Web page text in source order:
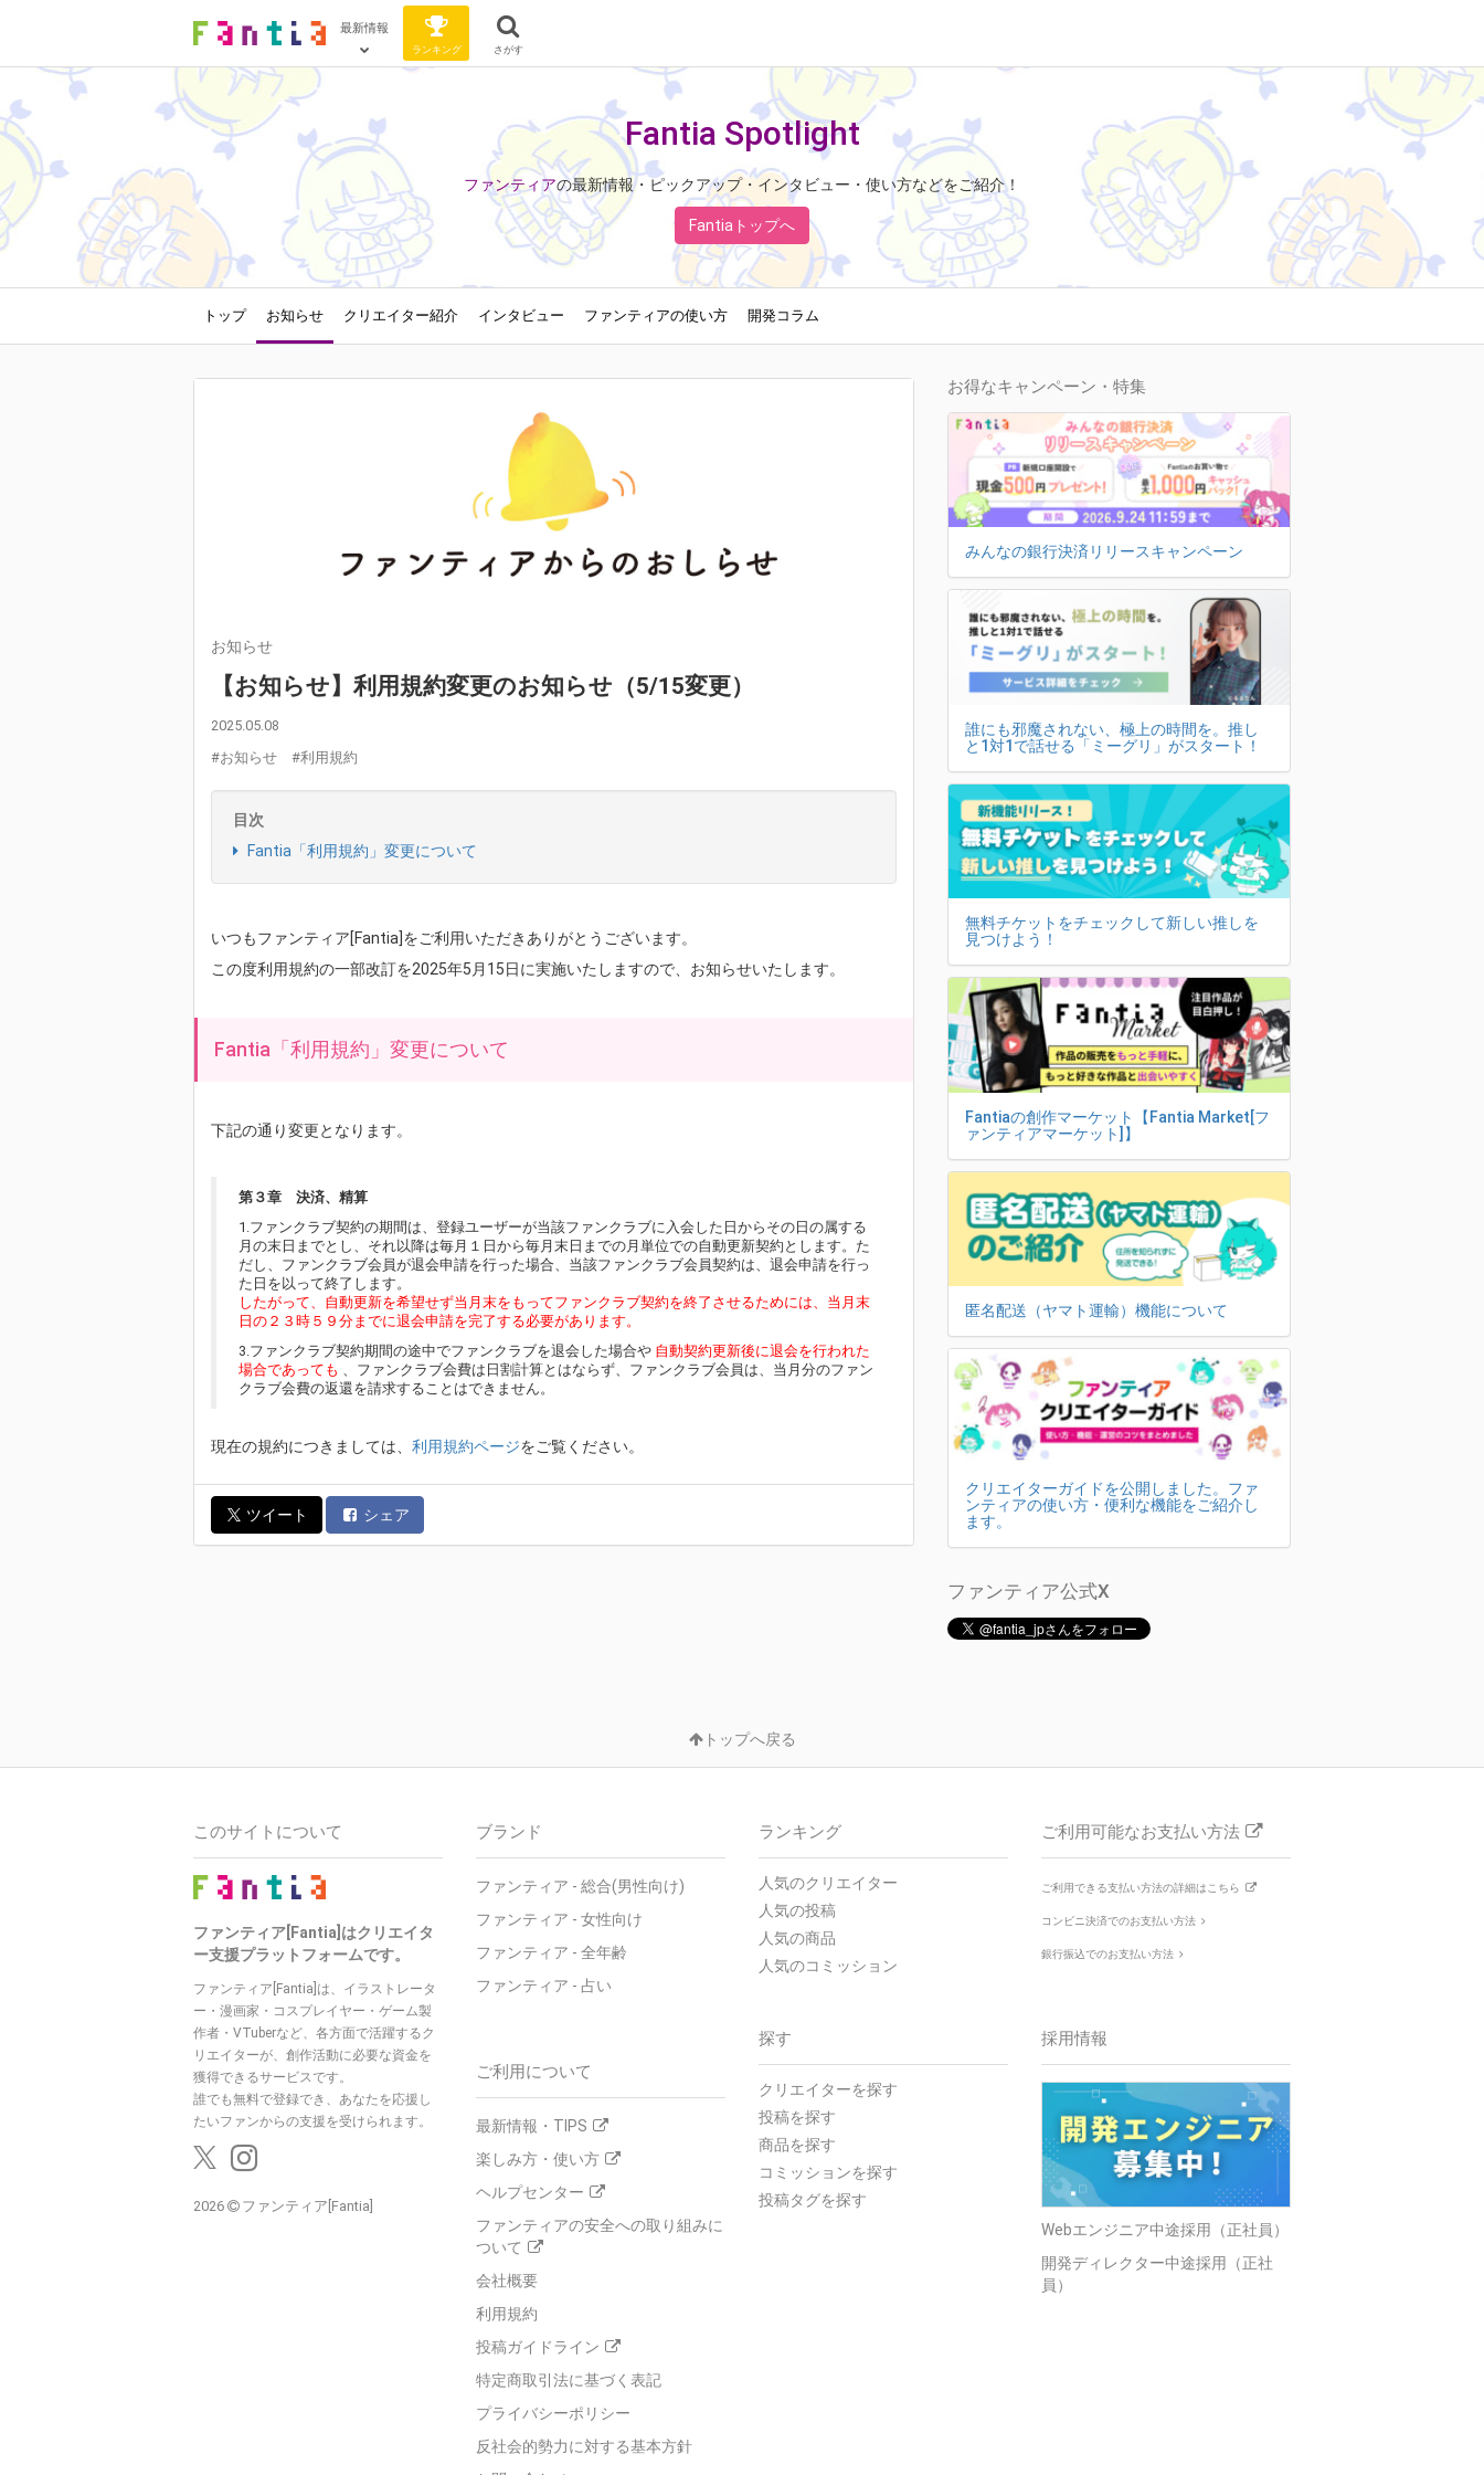
最新情報
ランキング さがす
Fantia Spotlight
ファンティアの最新情報・ピックアップ・インタビュー・使い方などをご紹介！
Fantiaトップへ
トップ お知らせ クリエイター紹介 インタビュー ファンティアの使い方 開発コラム
お知らせ
【お知らせ】利用規約変更のお知らせ（5/15変更）
2025.05.08
#お知らせ
#利用規約
目次
Fantia「利用規約」変更について
いつもファンティア[Fantia]をご利用いただきありがとうございます。
この度利用規約の一部改訂を2025年5月15日に実施いたしますので、お知らせいたします。
Fantia「利用規約」変更について
下記の通り変更となります。
第３章 決済、精算
1.ファンクラブ契約の期間は、登録ユーザーが当該ファンクラブに入会した日からその日の属する
月の末日までとし、それ以降は毎月１日から毎月末日までの月単位での自動更新契約とします。た
だし、ファンクラブ会員が退会申請を行った場合、当該ファンクラブ会員契約は、退会申請を行っ
た日を以って終了します。
したがって、自動更新を希望せず当月末をもってファンクラブ契約を終了させるためには、当月末
日の２３時５９分までに退会申請を完了する必要があります。
3.ファンクラブ契約期間の途中でファンクラブを退会した場合や 自動契約更新後に退会を行われた
場合であっても
、ファンクラブ会費は日割計算とはならず、ファンクラブ会員は、当月分のファン
クラブ会費の返還を請求することはできません。
現在の規約につきましては、 利用規約ページをご覧ください。
ツイート シェア
お得なキャンペーン・特集
みんなの銀行決済リリースキャンペーン
誰にも邪魔されない、極上の時間を。推し
と1対1で話せる「ミーグリ」がスタート！
無料チケットをチェックして新しい推しを
見つけよう！
Fantiaの創作マーケット【Fantia Market[フ
ァンティアマーケット]】
匿名配送（ヤマト運輸）機能について
クリエイターガイドを公開しました。ファ
ンティアの使い方・便利な機能をご紹介し
ます。
ファンティア公式X
トップへ戻る
ブランド
ファンティア - 総合(男性向け)
ファンティア - 女性向け
ファンティア - 全年齢
ファンティア - 占い
ご利用について
最新情報・TIPS
楽しみ方・使い方
ヘルプセンター
ファンティアの安全への取り組みに
ついて
会社概要
利用規約
投稿ガイドライン
特定商取引法に基づく表記
プライバシーポリシー
反社会的勢力に対する基本方針
ランキング
人気のクリエイター
人気の投稿
人気の商品
人気のコミッション
探す
クリエイターを探す
投稿を探す
商品を探す
コミッションを探す
投稿タグを探す
ご利用可能なお支払い方法
ご利用できる支払い方法の詳細はこちら
コンビニ決済でのお支払い方法
銀行振込でのお支払い方法
採用情報
Webエンジニア中途採用（正社員）
開発ディレクター中途採用（正社
員）
このサイトについて
ファンティア[Fantia]はクリエイタ
ー支援プラットフォームです。
ファンティア[Fantia]は、イラストレータ
ー・漫画家・コスプレイヤー・ゲーム製
作者・VTuberなど、各方面で活躍するク
リエイターが、創作活動に必要な資金を
獲得できるサービスです。
誰でも無料で登録でき、あなたを応援し
たいファンからの支援を受けられます。
2026 ファンティア[Fantia]